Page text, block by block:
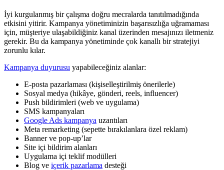
İyi kurgulanmış bir çalışma doğru mecralarda tanıtılmadığında
etkisini yitirir. Kampanya yönetiminizin başarısızlığa uğramaması
için, müşteriye ulaşabildiğiniz kanal üzerinden mesajınızı iletmeniz
gerekir. Bu da kampanya yönetiminde çok kanallı bir stratejiyi
zorunlu kılar.
Kampanya duyurusu yapabileceğiniz alanlar:
E-posta pazarlaması (kişiselleştirilmiş önerilerle)
Sosyal medya (hikâye, gönderi, reels, influencer)
Push bildirimleri (web ve uygulama)
SMS kampanyaları
Google Ads kampanya uzantıları
Meta remarketing (sepette bırakılanlara özel reklam)
Banner ve pop-up’lar
Site içi bildirim alanları
Uygulama içi teklif modülleri
Blog ve içerik pazarlama desteği